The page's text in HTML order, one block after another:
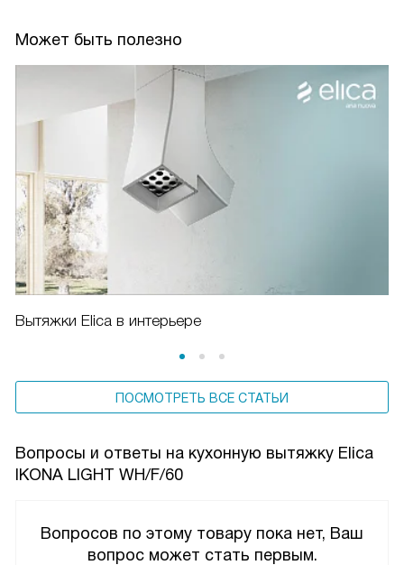
Может быть полезно
Вытяжки Elica в интерьере
ПОСМОТРЕТЬ ВСЕ СТАТЬИ
Вопросы и ответы на кухонную вытяжку Elica
IKONA LIGHT WH/F/60
Вопросов по этому товару пока нет, Ваш
вопрос может стать первым.